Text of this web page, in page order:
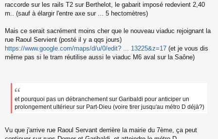
raccorde sur les rails T2 sur Berthelot, le gabarit imposé redevient 2,40
m.. (sauf à élargir l'entre axe sur ... 5 hectomètres)
Mais ce serait sacrément moins cher que le nouveau viaduc rejoignant la
rue Raoul Servient (posté il y a qqs jours)
https://www.google.com/maps/d/u/0/edit? ... 13225&z=17 (et je vous dis
même pas si le tram réutilise aussi le viaduc M6 aval sur la Saône)
et pourquoi pas un débranchement sur Garibaldi pour anticiper un
prolongement ultérieur sur Part-Dieu (voire tirer jusqu'au métro D déjà?)
Vu que j'arrive rue Raoul Servant derrière la mairie du 7ème, ça peut